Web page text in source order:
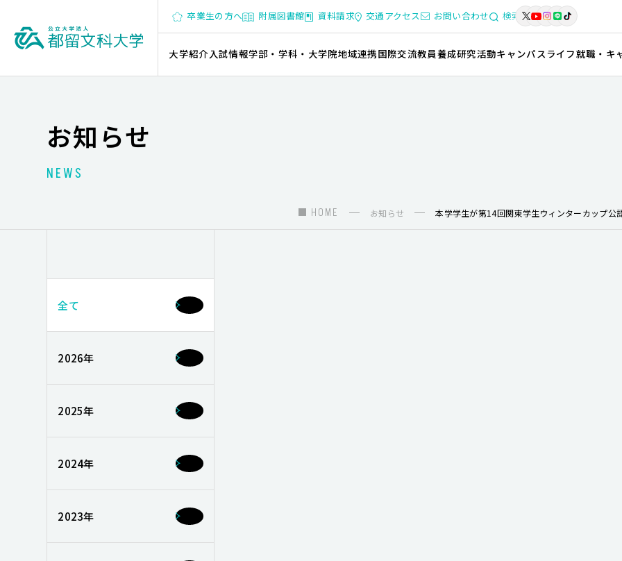
卒業生の方へ 附属図書館 資料請求 交通アクセス お問い合わせ 検索
大学紹介入試情報学部・学科・大学院地域連携国際交流教員養成研究活動キャンパスライフ就職・キ
お知らせ
NEWS
HOME お知らせ
全て
2026年
2025年
2024年
2023年